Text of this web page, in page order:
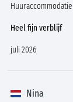
Huuraccommodatie
Heel fijn verblijf
juli 2026
Nina